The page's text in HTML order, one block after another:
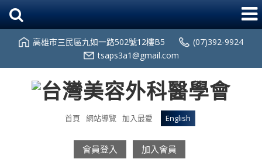
高雄市三民區九如一路502號12樓B5
(07)392-9924
tsaps3a1@gmail.com
首頁 網站導覽 加入最愛 English
會員登入 加入會員